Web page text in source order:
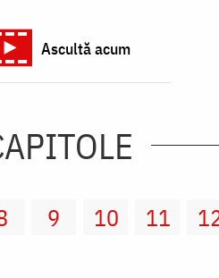
Ascultă acum
9 10 11